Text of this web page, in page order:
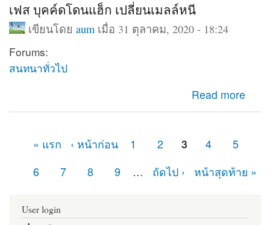
เฟส บุคค์ดโดนแฮ็ก เปลี่ยนเมลล์หนี
เขียนโดย aumเมื่อ 31 ตุลาคม, 2020 - 18:24
Forums:
สนทนาทั่วไป
Read more
« แรก ‹ หน้าก่อน 1 2 3 4
5
6
7 8 9 … ถัดไป › หน้าสุดท้าย »
User login